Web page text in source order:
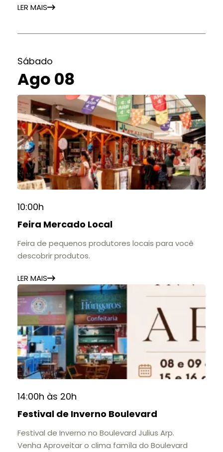
LER MAIS
Sábado
Ago 08
10:00h
Feira Mercado Local
Feira de pequenos produtores locais para você
descobrir produtos.
LER MAIS
14:00h às 20h
Festival de Inverno Boulevard
Festival de Inverno no Boulevard Julius Arp.
Venha Aproveitar o clima famíla do Boulevard